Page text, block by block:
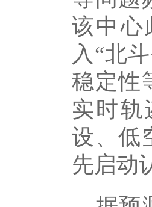
该中心
入“北
稳定性
实时轨
设、低
先启动